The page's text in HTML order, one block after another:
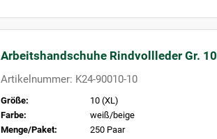
Arbeitshandschuhe Rindvollleder Gr. 10
Artikelnummer: K24-90010-10
Größe:
10 (XL)
Farbe:
weiß/beige
Menge/Paket:
250 Paar